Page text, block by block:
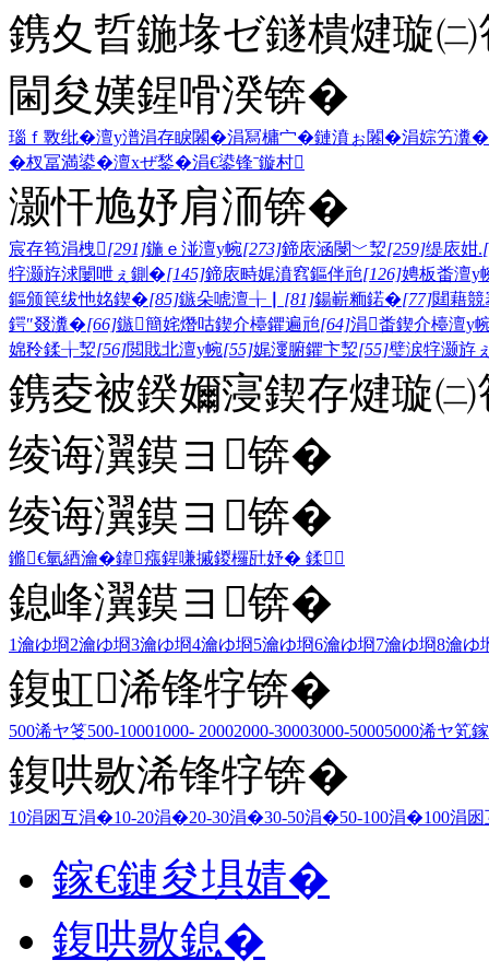
鎸夊晢鍦堟ゼ鐩樻煡璇
閫夋嫨鍟嗗湀锛�
瑙ｆ斁纰�澶у潽涓存睙闂�涓冩槦宀�鏈濆ぉ闂�涓婃竻瀵�
�杈冨満鍙�澶хぜ鍫�涓€鍙锋ˉ鏇村
灏忓尯妤肩洏锛�
宸存笣涓栧[291]鍦ｅ湴澶у帵[273]鍗庡涵閿﹀洯[259]缇庡姏.
牸灏斿浗闄呭ぇ鍘�[145]鍗庡畤娓濆窞鏂伴兘[126]娉板畨澶у
鏂颁笢绂忚姳鍥�[85]鏃朵唬澶╁▏ [81]鍚嶄粫鍩�[77]閮藉
鍔″叕瀵�[66]鏃簡姹熸咕鍥介檯鑺遍兘[64]涓畨鍥介檯澶у
婂矝鍒╁洯[56]閲戝北澶у帵[55]娓濅腑鑺卞洯[55]璧涙牸灏斿
鎸夌被鍨嬭寖鍥存煡璇
绫诲瀷鏌ヨ锛�
绫诲瀷鏌ヨ锛�
鏅€氫綇瀹�鍏瘬鍟嗛摵鍐欏瓧妤� 鍒
鎴峰瀷鏌ヨ锛�
1瀹ゆ埛2瀹ゆ埛3瀹ゆ埛4瀹ゆ埛5瀹ゆ埛6瀹ゆ埛7瀹ゆ埛8瀹ゆ
鍑虹浠锋牸锛�
500浠ヤ笅500-10001000- 20002000-30003000-50005000浠ヤ笂
鍑哄敭浠锋牸锛�
10涓囦互涓�10-20涓�20-30涓�30-50涓�50-100涓�100涓
鎵€鏈夋埧婧�
鍑哄敭鎴�